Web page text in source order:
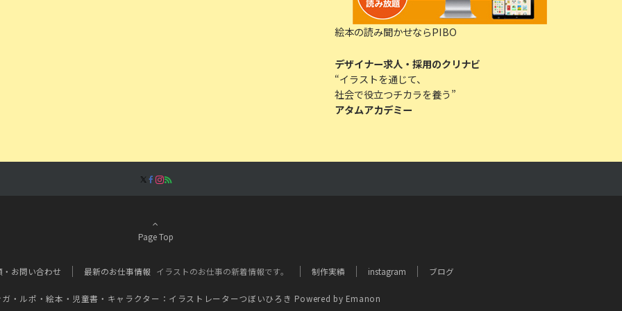
絵本の読み聞かせならPIBO
デザイナー求人・採用のクリナビ
“イラストを通じて、
社会で役立つチカラを養う”
アタムアカデミー
Page Top
・お問い合わせ 最新のお仕事情報 イラストのお仕事の新着情報です。 制作実績 instagram ブログ
・ルポ・絵本・児童書・キャラクター：イラストレーターつぼいひろき Powered by Emanon